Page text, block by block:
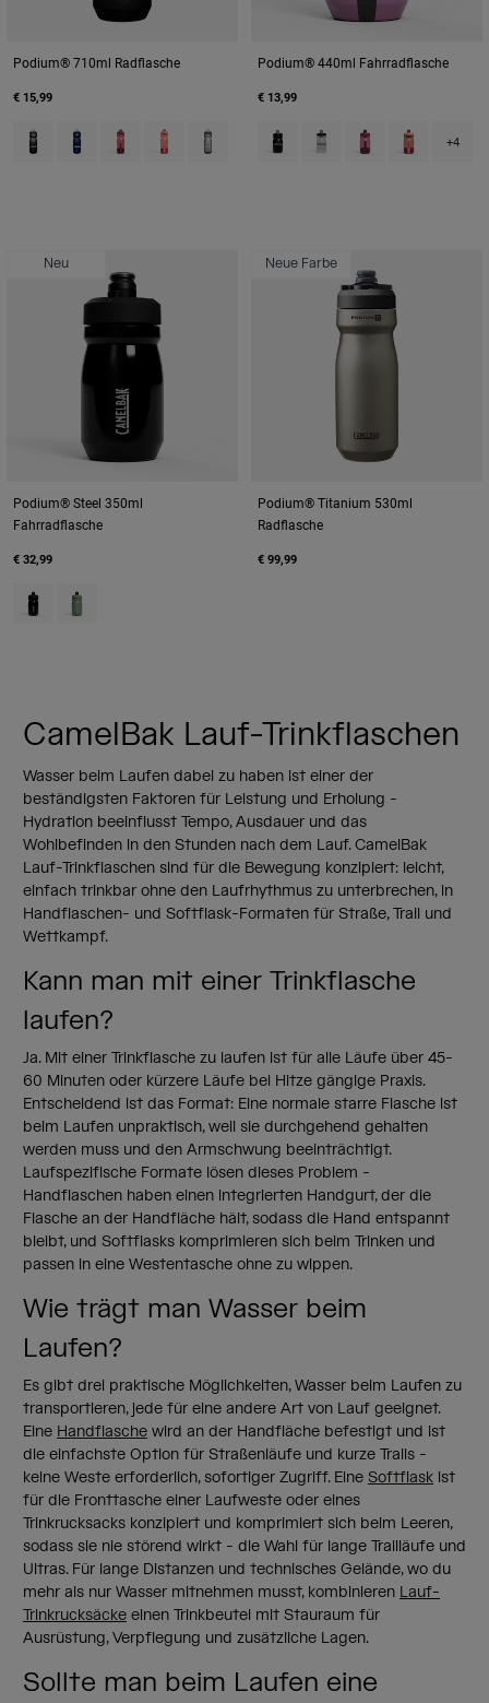
Podium® 710ml Radflasche
€ 15,99
Product swatch type of Black.
Product swatch type of Blue/Navy.
Product swatch type of Mercury Berry.
Product swatch type of Mercury Blush.
Product swatch type of Smoke Grey.
Podium® 440ml Fahrradflasche
€ 13,99
Product swatch type of Black.
Product swatch type of
Product swatch
Product
+4
Neu
Podium® Steel 350ml
Fahrradflasche
€ 32,99
Product swatch type of Black.
Product swatch type of Moss Green.
Neue Farbe
Podium® Titanium 530ml
Radflasche
€ 99,99
CamelBak Lauf-Trinkflaschen
Wasser beim Laufen dabei zu haben ist einer der
beständigsten Faktoren für Leistung und Erholung -
Hydration beeinflusst Tempo, Ausdauer und das
Wohlbefinden in den Stunden nach dem Lauf. CamelBak
Lauf-Trinkflaschen sind für die Bewegung konzipiert: leicht,
einfach trinkbar ohne den Laufrhythmus zu unterbrechen, in
Handflaschen- und Softflask-Formaten für Straße, Trail und
Wettkampf.
Kann man mit einer Trinkflasche
laufen?
Ja. Mit einer Trinkflasche zu laufen ist für alle Läufe über 45-
60 Minuten oder kürzere Läufe bei Hitze gängige Praxis.
Entscheidend ist das Format: Eine normale starre Flasche ist
beim Laufen unpraktisch, weil sie durchgehend gehalten
werden muss und den Armschwung beeinträchtigt.
Laufspezifische Formate lösen dieses Problem -
Handflaschen haben einen integrierten Handgurt, der die
Flasche an der Handfläche hält, sodass die Hand entspannt
bleibt, und Softflasks komprimieren sich beim Trinken und
passen in eine Westentasche ohne zu wippen.
Wie trägt man Wasser beim
Laufen?
Es gibt drei praktische Möglichkeiten, Wasser beim Laufen zu
transportieren, jede für eine andere Art von Lauf geeignet.
Eine Handflasche wird an der Handfläche befestigt und ist
die einfachste Option für Straßenläufe und kurze Trails -
keine Weste erforderlich, sofortiger Zugriff. Eine Softflask ist
für die Fronttasche einer Laufweste oder eines
Trinkrucksacks konzipiert und komprimiert sich beim Leeren,
sodass sie nie störend wirkt - die Wahl für lange Trailläufe und
Ultras. Für lange Distanzen und technisches Gelände, wo du
mehr als nur Wasser mitnehmen musst, kombinieren Lauf-
Trinkrucksäcke einen Trinkbeutel mit Stauraum für
Ausrüstung, Verpflegung und zusätzliche Lagen.
Sollte man beim Laufen eine